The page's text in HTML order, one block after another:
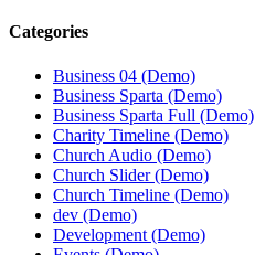
Categories
Business 04 (Demo)
Business Sparta (Demo)
Business Sparta Full (Demo)
Charity Timeline (Demo)
Church Audio (Demo)
Church Slider (Demo)
Church Timeline (Demo)
dev (Demo)
Development (Demo)